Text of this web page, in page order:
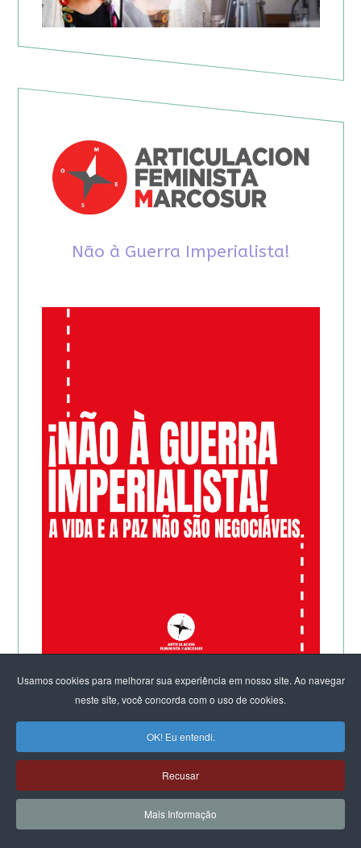
Usamos cookies para melhorar sua experiência em nosso site. Ao navegar
neste site, você concorda com o uso de cookies.
OK! Eu entendi.
Recusar
Mais Informação
Não à Guerra Imperialista!